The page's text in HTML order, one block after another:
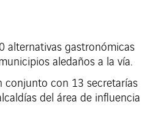
alternativas gastronómicas
aledaños a la vía.
conjunto con 13 secretarías
del área de influencia